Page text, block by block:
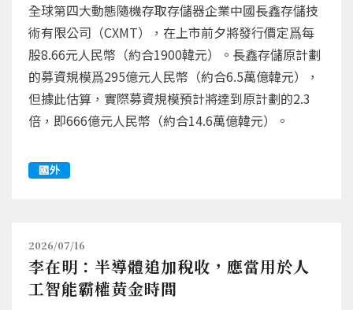
全球第四大動態隨機存取存儲器企業中國長鑫存儲技
術有限公司（CXMT），在上市前夕將發行價定爲每
股8.66元人民幣（約合1900韓元）。長鑫存儲原計劃
的募資規模爲295億元人民幣（約合6.5萬億韓元），
但據此估算，實際募資規模預計將達到原計劃的2.3
倍，即666億元人民幣（約合14.6萬億韓元）。
國外
2026/07/16
李在明：半導體追加稅收，應當用於人
工智能霸權黃金時間